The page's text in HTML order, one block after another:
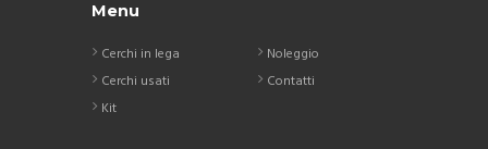
Menu
Cerchi in lega
Cerchi usati
Kit
Noleggio
Contatti